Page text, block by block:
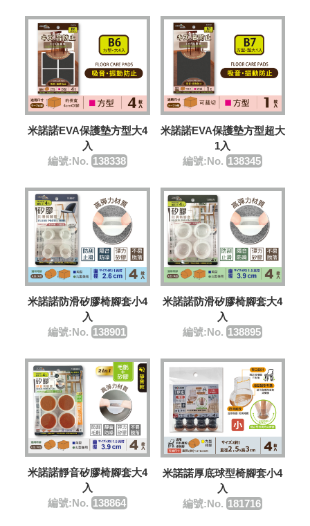
米諾諾EVA保護墊方型大4
入
編號:No. 138338
米諾諾EVA保護墊方型超大
1入
編號:No. 138345
米諾諾防滑矽膠椅腳套小4
入
編號:No. 138901
米諾諾防滑矽膠椅腳套大4
入
編號:No. 138895
米諾諾靜音矽膠椅腳套大4
入
編號:No. 138864
米諾諾厚底球型椅腳套小4
入
編號:No. 181716